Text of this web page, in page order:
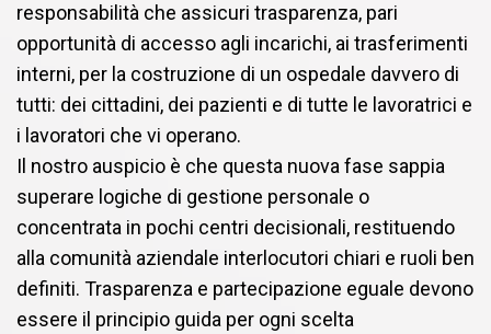
responsabilità che assicuri trasparenza, pari
opportunità di accesso agli incarichi, ai trasferimenti
interni, per la costruzione di un ospedale davvero di
tutti: dei cittadini, dei pazienti e di tutte le lavoratrici e
i lavoratori che vi operano.
Il nostro auspicio è che questa nuova fase sappia
superare logiche di gestione personale o
concentrata in pochi centri decisionali, restituendo
alla comunità aziendale interlocutori chiari e ruoli ben
definiti. Trasparenza e partecipazione eguale devono
essere il principio guida per ogni scelta